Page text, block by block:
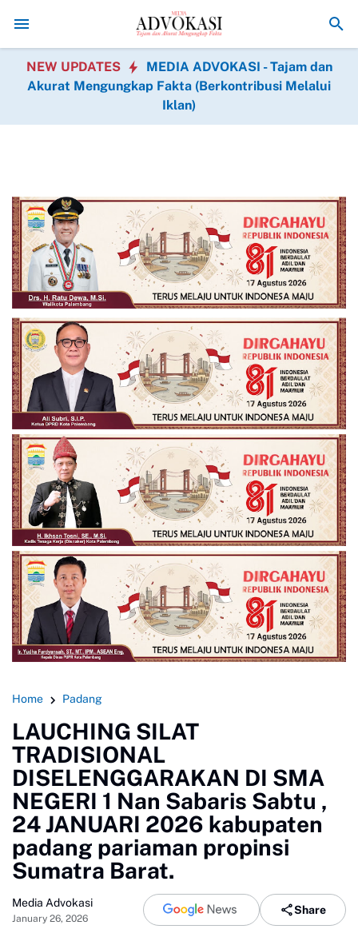
HUT Ke-1 Kodam XIX Tuanku Tambusai, Prajurit dan Persit
NEW UPDATES
MEDIA ADVOKASI - Tajam dan
Akurat Mengungkap Fakta (Berkontribusi Melalui
Iklan)
Home Padang
LAUCHING SILAT
TRADISIONAL
DISELENGGARAKAN DI SMA
NEGERI 1 Nan Sabaris Sabtu ,
24 JANUARI 2026 kabupaten
padang pariaman propinsi
Sumatra Barat.
Media Advokasi
January 26, 2026
Share